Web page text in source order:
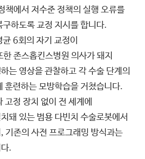
책에서 저수준 정책의 실행 오류를
구하도록 교정 지시를 합니다.
6회의 자기 교정이
존스홉킨스병원 의사가 돼지
는 영상을 관찰하고 각 수술 단계의
훈련하는 모방학습을 거쳤습니다.
고정 장치 없이 전 세계에
돼 있는 범용 다빈치 수술로봇에서
기존의 사전 프로그래밍 방식과는
.